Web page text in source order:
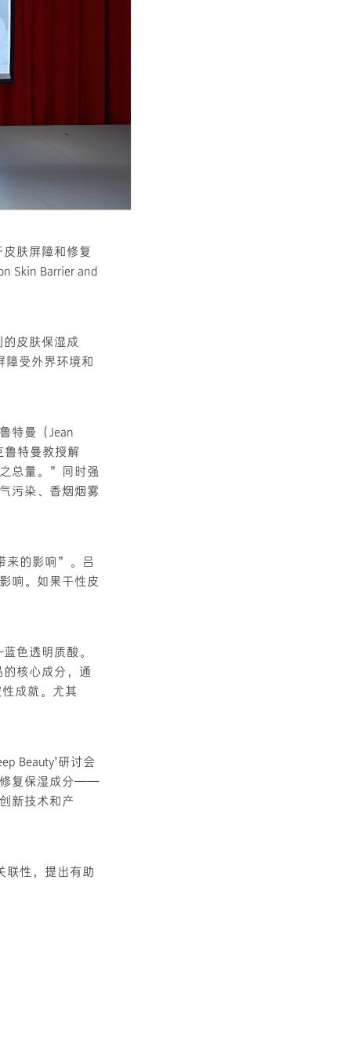
肤屏障和修复
Skin Barrier and
皮肤保湿成
障受外界环境和
特曼（Jean
特曼教授解
总量。”同时强
污染、香烟烟雾
来的影响”。吕
响。如果干性皮
色透明质酸。
核心成分，通
成就。尤其
Beauty’研讨会
修复保湿成分——
新技术和产
联性，提出有助